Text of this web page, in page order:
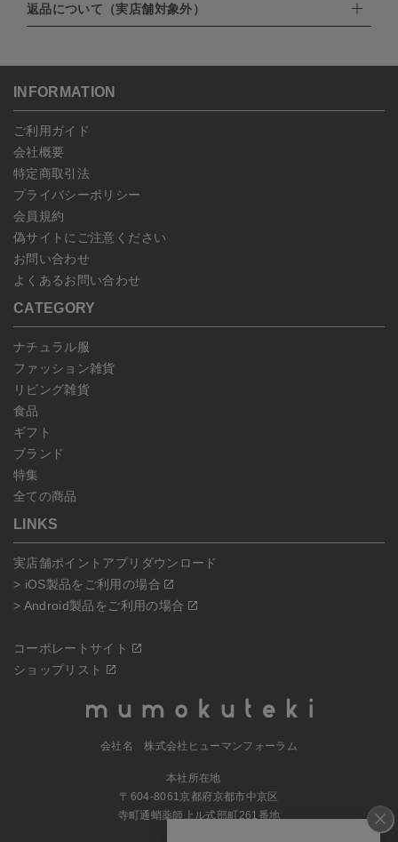
・PayPay
・NP後払い
北海道：1,400円
沖縄：1,400円
ご注文日当日から翌日のAM9:00までにご連絡頂いた場合はキャン
セルは可能です。
ンセルしていただいた後、ご希望の商品のみ再度ご注文お願いしま
予約商品など一部キャンセルが出来ない場合がございます。あらか
じめご了承ください。
返品について（実店舗対象外）
こちらよりご依頼ください。
INFORMATION
ご利用ガイド
会社概要
特定商取引法
プライバシーポリシー
会員規約
偽サイトにご注意ください
お問い合わせ
よくあるお問い合わせ
CATEGORY
ナチュラル服
ファッション雑貨
リビング雑貨
食品
ギフト
ブランド
特集
全ての商品
LINKS
実店舗ポイントアプリダウンロード
> iOS製品をご利用の場合
> Android製品をご利用の場合
コーポレートサイト
ショップリスト
会社名 株式会社ヒューマンフォーラム
本社所在地
〒604-8061京都府京都市中京区
寺町通蛸薬師上ル式部町261番地